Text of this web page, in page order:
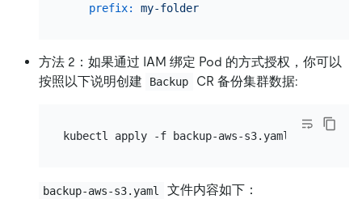
prefix:
my-folder
方法 2：如果通过 IAM 绑定 Pod 的方式授权，你可以
按照以下说明创建
Backup CR 备份集群数据:
backup-aws-s3.yaml 文件内容如下：